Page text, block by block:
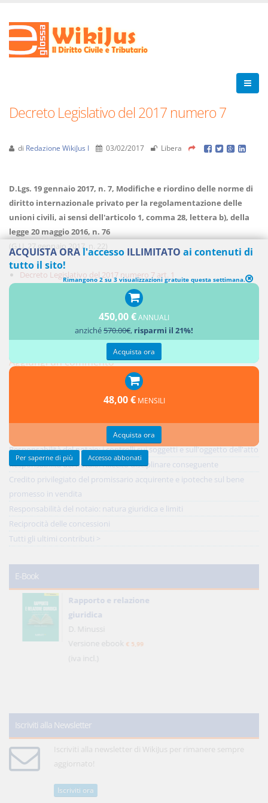
Decreto Legislativo del 2017 numero 7
di Redazione WikiJus I 03/02/2017 Libera
D.Lgs. 19 gennaio 2017, n. 7, Modifiche e riordino delle norme di
diritto internazionale privato per la regolamentazione delle
unioni civili, ai sensi dell'articolo 1, comma 28, lettera b), della
legge 20 maggio 2016, n. 76
(G.U. 27 gennaio 2017, n. 22)
Decreto Legislativo del 2017 numero 7 art. 1
Decreto Legislativo del 2017 numero 7 art. 2
Percorsi argomentali
LEGGI Decreto Legislativo 2017
Aggiungi un commento
Ultimi contributi
Responsabilità del notaio: i controlli sui soggetti e sull'oggetto dell'atto
Responsabilità del notaio: l'illecito disciplinare conseguente
Credito privilegiato del promissario acquirente e ipoteche sul bene
promesso in vendita
Responsabilità del notaio: natura giuridica e limiti
Reciprocità delle concessioni
Tutti gli ultimi contributi >
E-Book
Rapporto e relazione
giuridica
D. Minussi
Versione ebook € 5,99
(iva incl.)
Iscriviti alla Newsletter
Iscriviti alla newsletter di WikiJus per rimanere sempre
aggiornato!
Iscriviti ora
ACQUISTA ORAl'accesso ILLIMITATO ai contenuti di
tutto il sito!
Rimangono 2 su 3 visualizzazioni gratuite questa settimana.
450,00 €ANNUALI
anziché570.00€, risparmi il 21%!
Acquista ora
48,00 € MENSILI
Acquista ora
Per saperne di più Accesso abbonati